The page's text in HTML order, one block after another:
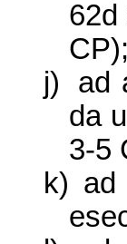
62d
CP);
j)
ad
da
3-5
k)